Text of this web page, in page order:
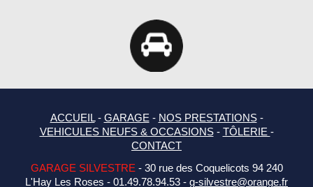
ACCUEIL - GARAGE - NOS PRESTATIONS -
VEHICULES NEUFS & OCCASIONS - TÔLERIE -
CONTACT
GARAGE SILVESTRE - 30 rue des Coquelicots 94 240
L'Hay Les Roses - 01.49.78.94.53 - g-silvestre@orange.fr